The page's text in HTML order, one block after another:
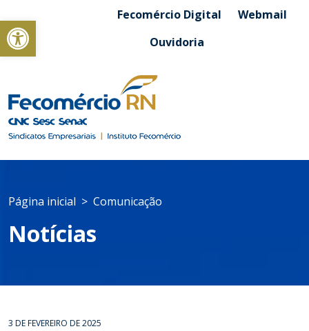
Abrir a barra de ferramentasFecomércio Digital
Webmail
Ouvidoria
Página inicial Comunicação
Notícias
3 DE FEVEREIRO DE 2025